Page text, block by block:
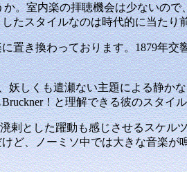
か。室内楽の拝聴機会は少ないので
たスタイルなのは時代的に当たり
き換わっております。1879年交
妖しくも遣瀬ない主題による静か
！と理解できる彼のスタイ
剌とした躍動も感じさせるスケル
ど、ノーミソ中では大きな音楽が